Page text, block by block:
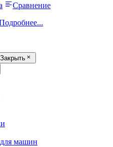
Сравнение
Закрыть
машин